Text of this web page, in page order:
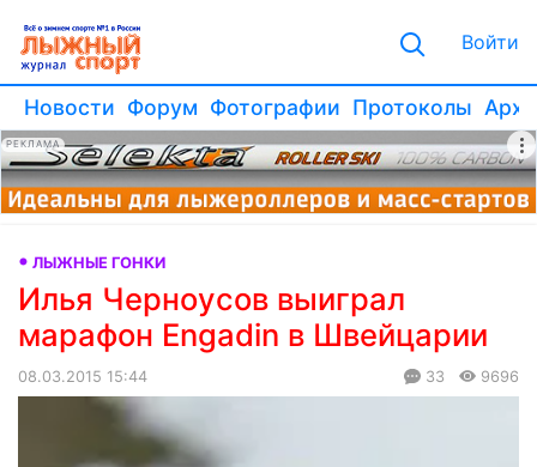
Войти
Новости Форум Фотографии Протоколы
РЕКЛАМА
ЛЫЖНЫЕ ГОНКИ
Илья Черноусов выиграл
марафон Engadin в Швейцарии
08.03.2015 15:44 33 9696